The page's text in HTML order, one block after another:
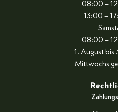
08:00 –
13:00 –
08:00 –
1. August bis
Mittwochs